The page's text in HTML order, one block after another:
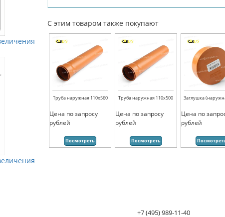
С этим товаром также покупают
Труба наружная 110х560
Цена по запросу
рублей
Посмотреть
Труба наружная 110х500
Цена по запросу
рублей
Посмотреть
Заглушка
Цена по
рублей
+7 (495) 989-11-40